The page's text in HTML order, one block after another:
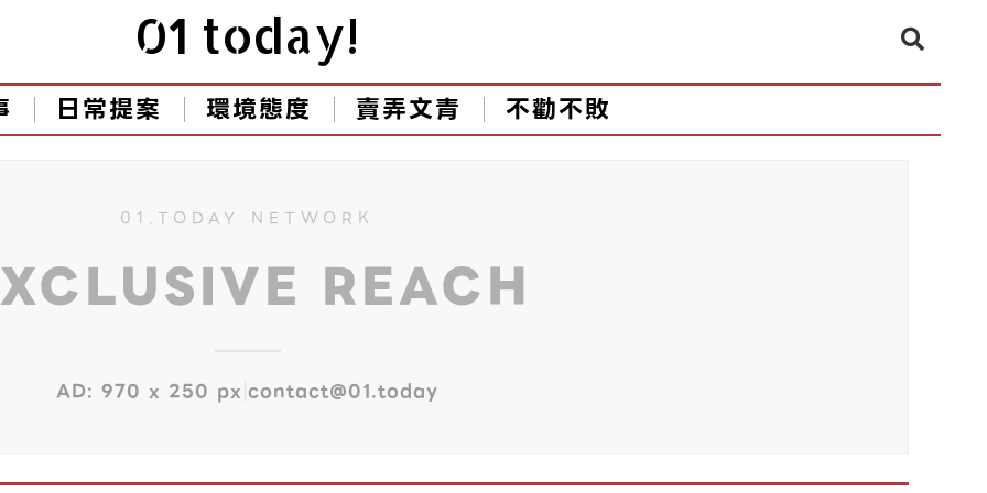
01 today!
日常提案 環境態度 賣弄文青 不勸不敗
01.TODAY NETWORK
REACH
AD: 970 x 250 px|contact@01.today